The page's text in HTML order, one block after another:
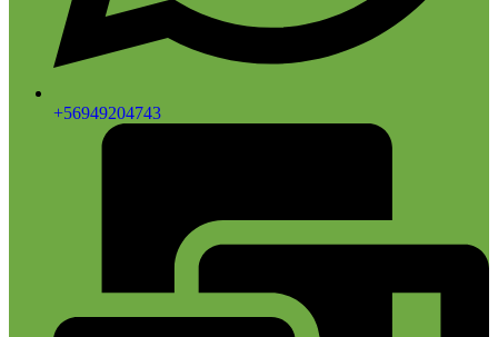
+56949204743